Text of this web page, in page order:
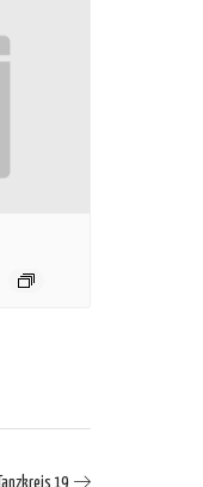
Tanzkreis 19